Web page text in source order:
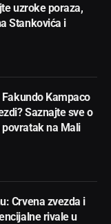
uzroke poraza,
Stankovića i
Kampaco
Saznajte sve o
na Mali
Crvena zvezda i
rivale u